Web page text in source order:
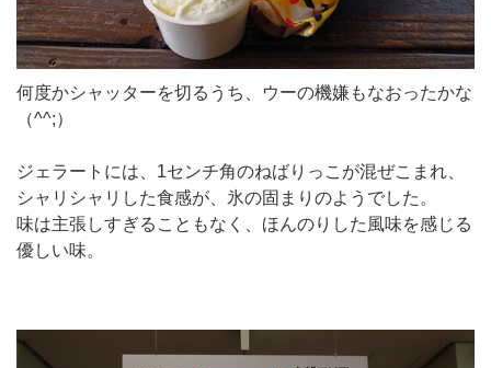
何度かシャッターを切るうち、ウーの機嫌もなおったかな
（^^;）
ジェラートには、1センチ角のねばりっこが混ぜこまれ、
シャリシャリした食感が、氷の固まりのようでした。
味は主張しすぎることもなく、ほんのりした風味を感じる
優しい味。